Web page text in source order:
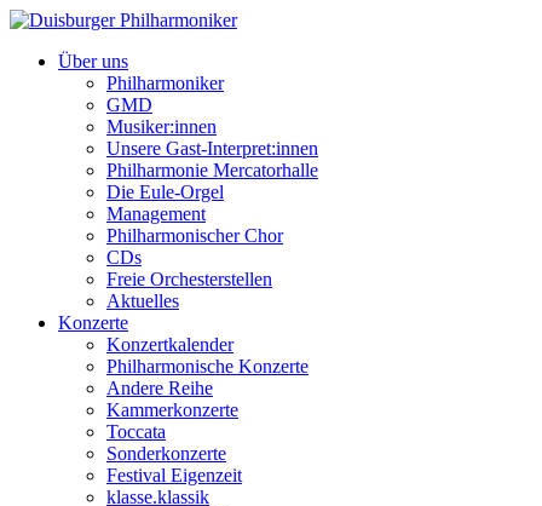
Über uns
Philharmoniker
GMD
Musiker:innen
Unsere Gast-Interpret:innen
Philharmonie Mercatorhalle
Die Eule-Orgel
Management
Philharmonischer Chor
CDs
Freie Orchesterstellen
Aktuelles
Konzerte
Konzertkalender
Philharmonische Konzerte
Andere Reihe
Kammerkonzerte
Toccata
Sonderkonzerte
Festival Eigenzeit
klasse.klassik